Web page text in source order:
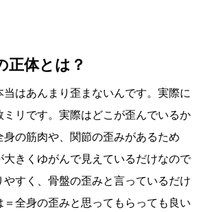
正体とは？
はあんまり歪まないんです。実際に
リです。実際はどこが歪んでいるか
身の筋肉や、関節の歪みがあるため
大きくゆがんで見えているだけなので
すく、骨盤の歪みと言っているだけ
全身の歪みと思ってもらっても良い